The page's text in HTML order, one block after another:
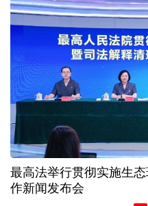
中证协召开国际业务委
我国首个银行业数据出
科创转型到全球布局 上
合肥"人工智能+"多场景
宇树科技战略配售名单
最高法举行贯彻实施生
作新闻发布会